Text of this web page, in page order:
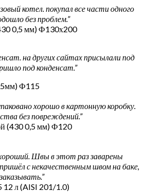
котел. покупал все части одного
без проблем.”
0,5 мм) Ф130х200
на других сайтах присылали под
под конденсат.”
Ф115
хорошо в картонную коробку.
без повреждений.”
(430 0,5 мм) Ф120
Швы в этот раз заварены
с некачественным швом на баке,
л (AISI 201/1.0)